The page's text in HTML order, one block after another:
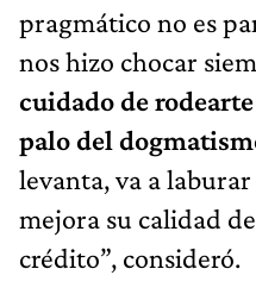
pragmático no es
nos hizo chocar
cuidado de
palo del
levanta, va a
mejora su calidad
crédito”, consideró.